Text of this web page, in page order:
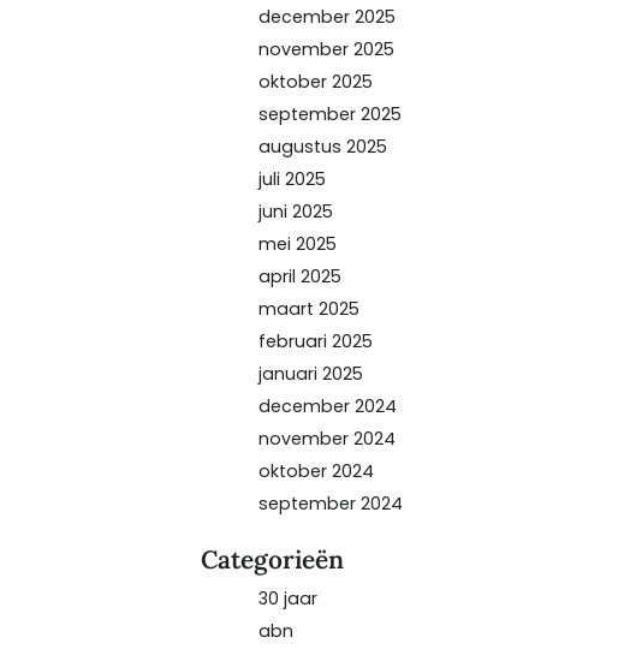
december 2025
november 2025
oktober 2025
september 2025
augustus 2025
juli 2025
juni 2025
mei 2025
april 2025
maart 2025
februari 2025
januari 2025
december 2024
november 2024
oktober 2024
september 2024
Categorieën
30 jaar
abn